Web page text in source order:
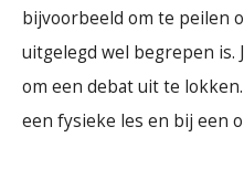
bijvoorbeeld om te peilen
uitgelegd wel begrepen is.
om een debat uit te
een fysieke les en bij een